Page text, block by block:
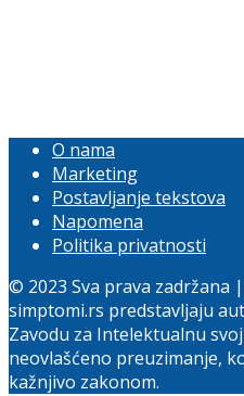
O nama
Marketing
Postavljanje tekstova
Napomena
Politika privatnosti
© 2023 Sva prava zadržana
simptomi.rs predstavljaju
Zavodu za Intelektualnu
neovlašćeno preuzimanje,
kažnjivo zakonom.